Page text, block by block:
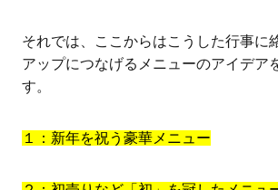
それでは、ここからはこうした行事に
アップにつなげるメニューのアイデア
す。
１：新年を祝う豪華メニュー